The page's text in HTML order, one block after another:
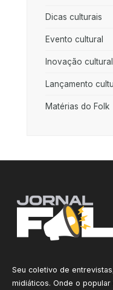
Dicas culturais
Evento cultural
Inovação cultural
Lançamento
Matérias do Folk
Seu coletivo de
midiáticos. Onde o